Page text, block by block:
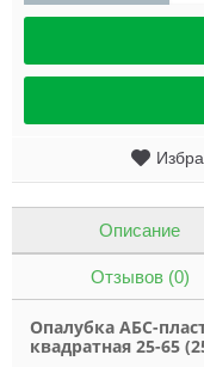
Описание
Отзывов (0)
Опалубка АБС-
квадратная 25-65